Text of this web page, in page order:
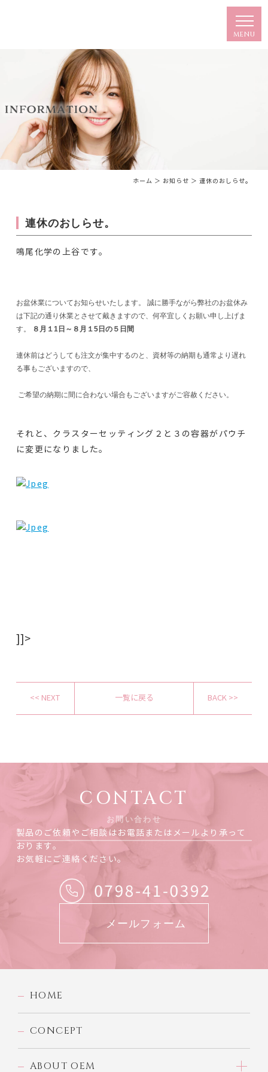
ホーム ＞ お知らせ ＞ 連休のおしらせ。
連休のおしらせ。
鳴尾化学の上谷です。
お盆休業についてお知らせいたします。 誠に勝手ながら弊社のお盆休み
は下記の通り休業とさせて戴きますので、何卒宜しくお願い申し上げま
す。
８月１1日～８月１5日の５日間
連休前はどうしても注文が集中するのと、資材等の納期も通常より遅れ
る事もございますので、
ご希望の納期に間に合わない場合もございますがご容赦ください。
それと、クラスターセッティング２と３の容器がパウチ
に変更になりました。
]]>
<< NEXT 一覧に戻る BACK >>
CONTACT
お問い合わせ
製品のご依頼やご相談はお電話またはメールより承って
おります。
お気軽にご連絡ください。
メールフォーム
HOME
CONCEPT
ABOUT OEM